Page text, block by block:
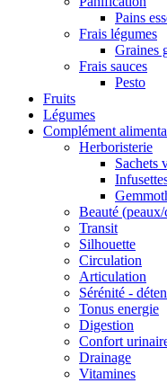
Pains
Frais légumes
Graines
Frais sauces
Pesto
Fruits
Légumes
Complément
Herboristerie
Sachets
Beauté
Transit
Silhouette
Circulation
Articulation
Sérénité -
Tonus energie
Digestion
Confort
Drainage
Vitamines